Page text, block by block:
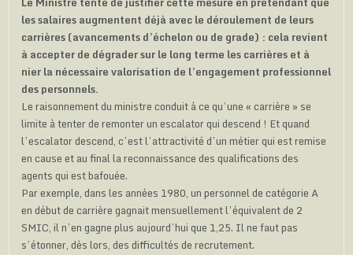
les salaires augmentent déjà avec le déroulement de leurs
carrières (avancements d’échelon ou de grade) : cela revient
à accepter de dégrader sur le long terme les carrières et à
nier la nécessaire valorisation de l’engagement professionnel
des personnels.
Le raisonnement du ministre conduit à ce qu’une « carrière » se
limite à tenter de remonter un escalator qui descend ! Et quand
l’escalator descend, c’est l’attractivité d’un métier qui est remise
en cause et au final la reconnaissance des qualifications des
agents qui est bafouée.
Par exemple, dans les années 1980, un personnel de catégorie A
en début de carrière gagnait mensuellement l’équivalent de 2
SMIC, il n’en gagne plus aujourd’hui que 1,25. Il ne faut pas
s’étonner, dès lors, des difficultés de recrutement.